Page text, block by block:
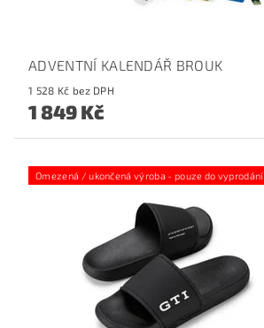
ADVENTNÍ KALENDÁŘ BROUK
1 528 Kč bez DPH
1 849 Kč
Omezená / ukončená výroba - pouze do vyprodání